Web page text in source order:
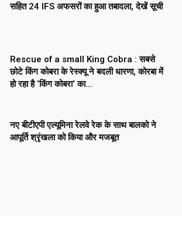
सहित 24 IFS अफसरों का हुआ तबादला, देखें सूची
Rescue of a small King Cobra : सबसे
छोटे किंग कोबरा के रेस्क्यू ने बदली धारणा, कोरबा में
हो रहा है ‘किंग कोबरा‘ का...
नए बीटीएपी एल्यूमिना रेलवे रेक के साथ बालको ने
आपूर्ति श्रृंखला को किया और मजबूत